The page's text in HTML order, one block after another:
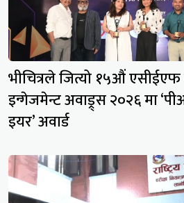
भीचित्रले जित्यो १५औं
इन्गेजमेन्ट अवाड्र्स २०२६ मा
इयर’ अवार्ड